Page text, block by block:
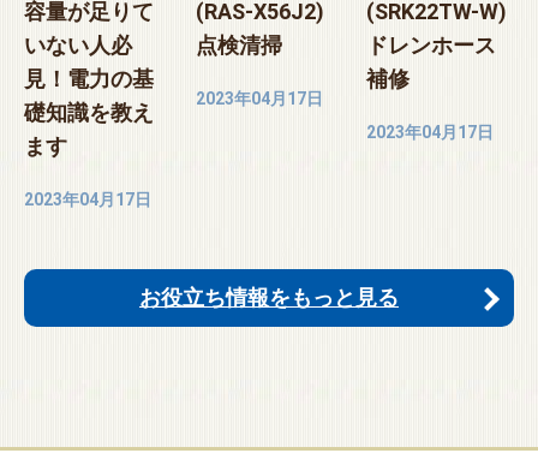
容量が足りて
いない人必
見！電力の基
礎知識を教え
ます
2023年04月17日
(RAS-X56J2)
点検清掃
2023年04月17日
(SRK22TW-W)
ドレンホース
補修
2023年04月17日
お役立ち情報をもっと見る